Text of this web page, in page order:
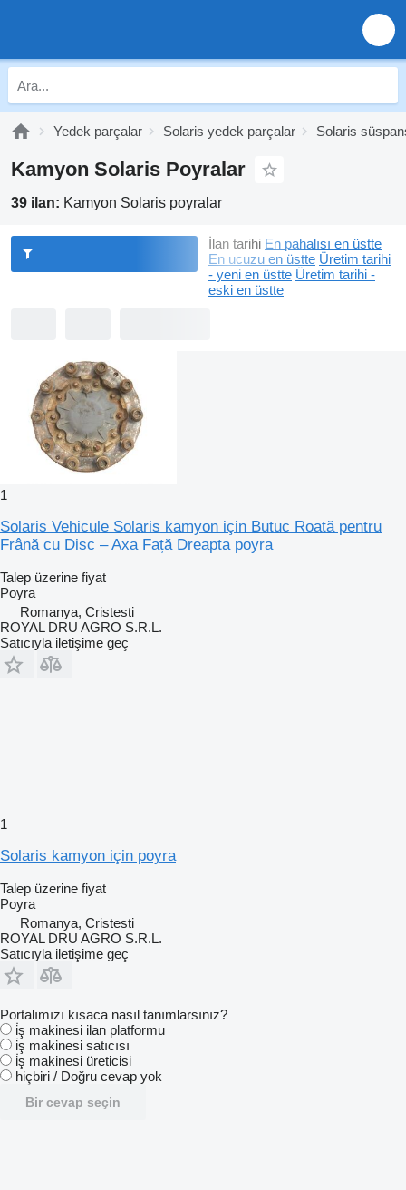
Yedek parçalar Solaris yedek parçalar Solaris
Kamyon Solaris Poyralar
39 ilan: Kamyon Solaris poyralar
İlan tarihi En pahalısı en üstte
En ucuzu en üstte Üretim tarihi
- yeni en üstte Üretim tarihi -
eski en üstte
1
Solaris Vehicule Solaris kamyon için Butuc Roată pentru
Frână cu Disc – Axa Față Dreapta poyra
Talep üzerine fiyat
Poyra
Romanya, Cristesti
ROYAL DRU AGRO S.R.L.
Satıcıyla iletişime geç
1
Solaris kamyon için poyra
Talep üzerine fiyat
Poyra
Romanya, Cristesti
ROYAL DRU AGRO S.R.L.
Satıcıyla iletişime geç
Portalımızı kısaca nasıl tanımlarsınız?
i̇ş makinesi ilan platformu
i̇ş makinesi satıcısı
i̇ş makinesi üreticisi
hiçbiri / Doğru cevap yok
Bir cevap seçin